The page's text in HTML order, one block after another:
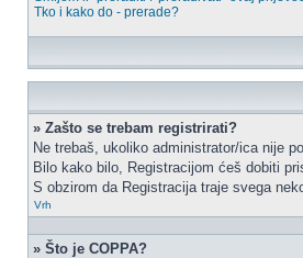
Tko i kako do - prerade?
» Zašto se trebam registrirati?
Ne trebaš, ukoliko administrator/ica nije
Bilo kako bilo, Registracijom ćeš dobiti
S obzirom da Registracija traje svega
Vrh
» Što je COPPA?